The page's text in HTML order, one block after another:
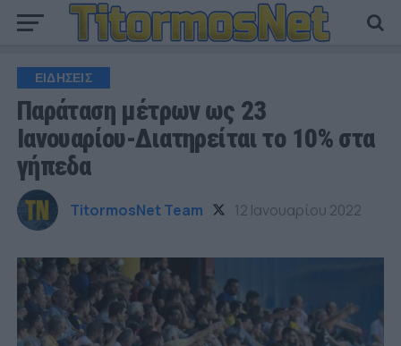
ΕΙΔΗΣΕΙΣ
Παράταση μέτρων ως 23
Ιανουαρίου-Διατηρείται το 10% στα
γήπεδα
TitormosNet Team 12 Ιανουαρίου 2022